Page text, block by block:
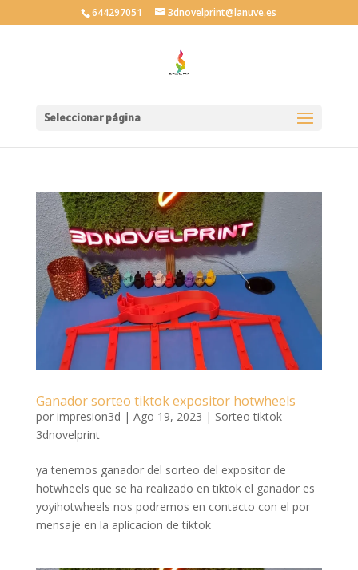
644297051 3dnovelprint@lanuve.es
Seleccionar página
Ganador sorteo tiktok expositor hotwheels
por impresion3d | Ago 19, 2023 | Sorteo tiktok
3dnovelprint
ya tenemos ganador del sorteo del expositor de
hotwheels que se ha realizado en tiktok el ganador es
yoyihotwheels nos podremos en contacto con el por
mensaje en la aplicacion de tiktok